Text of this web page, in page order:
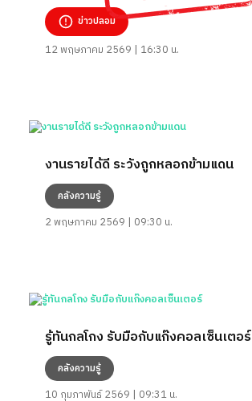
ข่าวปลอม
12 พฤษภาคม 2569 | 16:30 น.
งานรายได้ดี ระวังถูกหลอกข้ามแดน
คลังความรู้
2 พฤษภาคม 2569 | 09:30 น.
รู้ทันกลโกง รับมือกับแก๊งคอลเซ็นเตอร์
คลังความรู้
10 กุมภาพันธ์ 2569 | 09:31 น.